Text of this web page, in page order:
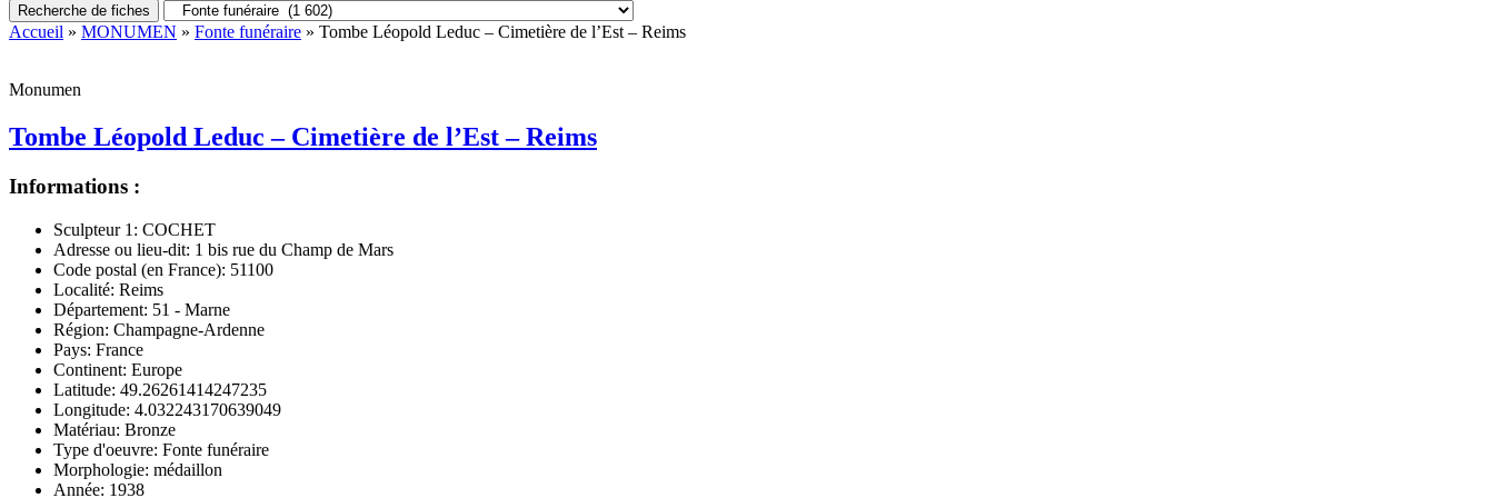
Recherche de fiches
Accueil » MONUMEN » Fonte funéraire » Tombe Léopold Leduc – Cimetière de l’Est – Reims
Monumen
Tombe Léopold Leduc – Cimetière de l’Est – Reims
Informations :
Sculpteur 1: COCHET
Adresse ou lieu-dit: 1 bis rue du Champ de Mars
Code postal (en France): 51100
Localité: Reims
Département: 51 - Marne
Région: Champagne-Ardenne
Pays: France
Continent: Europe
Latitude: 49.26261414247235
Longitude: 4.032243170639049
Matériau: Bronze
Type d'oeuvre: Fonte funéraire
Morphologie: médaillon
Année: 1938